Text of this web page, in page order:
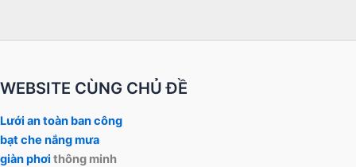
WEBSITE CÙNG CHỦ ĐỀ
Lưới an toàn ban công
bạt che nắng mưa
giàn phơi thông minh